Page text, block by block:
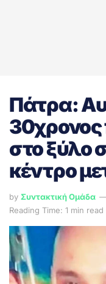
Πάτρα:
στο ξύλο
κέντρο
by Συντακτική Ομάδα
Reading Time: 1 min read